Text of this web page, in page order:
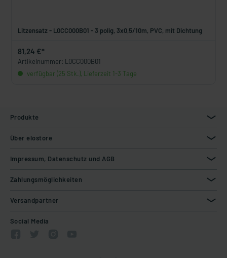
Litzensatz - L0CC000B01 - 3 polig, 3x0,5/10m, PVC, mit Dichtung
81,24 €*
Artikelnummer: L0CC000B01
verfügbar (25 Stk.), Lieferzeit 1-3 Tage
Produkte
Über elostore
Impressum, Datenschutz und AGB
Zahlungsmöglichkeiten
Versandpartner
Social Media